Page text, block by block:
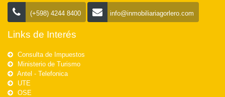
(+598) 4244 8400 info@inmobiliariagorlero.com
Links de Interés
Consulta de Impuestos
Ministerio de Turismo
Antel - Telefonica
UTE
OSE